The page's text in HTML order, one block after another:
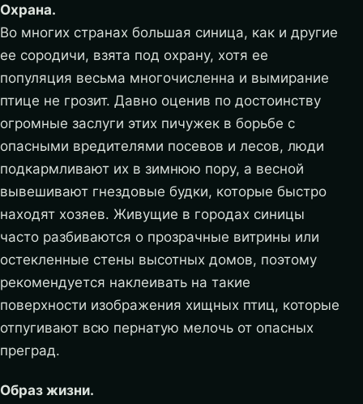
Охрана.
Во многих странах большая синица, как и другие
ее сородичи, взята под охрану, хотя ее
популяция весьма многочисленна и вымирание
птице не грозит. Давно оценив по достоинству
огромные заслуги этих пичужек в борьбе с
опасными вредителями посевов и лесов, люди
подкармливают их в зимнюю пору, а весной
вывешивают гнездовые будки, которые быстро
находят хозяев. Живущие в городах синицы
часто разбиваются о прозрачные витрины или
остекленные стены высотных домов, поэтому
рекомендуется наклеивать на такие
поверхности изображения хищных птиц, которые
отпугивают всю пернатую мелочь от опасных
преград.
Образ жизни.